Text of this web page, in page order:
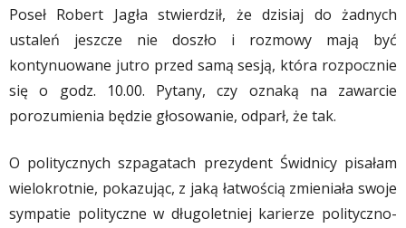
Poseł Robert Jagła stwierdził, że dzisiaj do żadnych
ustaleń jeszcze nie doszło i rozmowy mają być
kontynuowane jutro przed samą sesją, która rozpocznie
się o godz. 10.00. Pytany, czy oznaką na zawarcie
porozumienia będzie głosowanie, odparł, że tak.
O politycznych szpagatach prezydent Świdnicy pisałam
wielokrotnie, pokazując, z jaką łatwością zmieniała swoje
sympatie polityczne w długoletniej karierze polityczno-